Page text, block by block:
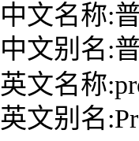
中文名称:
中文别名:
英文名称
英文别名